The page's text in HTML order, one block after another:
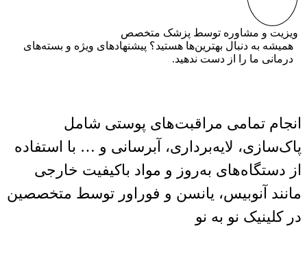
ویزیت و مشاوره توسط پزشک متخصص
همیشه به دنبال بهترین‌ها هستید؟ پیشنهادهای ویژه و بسته‌های
درمانی ما را از دست ندهید.
انجام تمامی مراقبت‌های پوستی شامل
پاک‌سازی، لایه‌برداری، آبرسانی و … با استفاده
از دستگاه‌های به‌روز و مواد باکیفیت خارجی
مانند آنوبیس، یانسن و فوراور توسط متخصصین
در کلینیک نو به نو